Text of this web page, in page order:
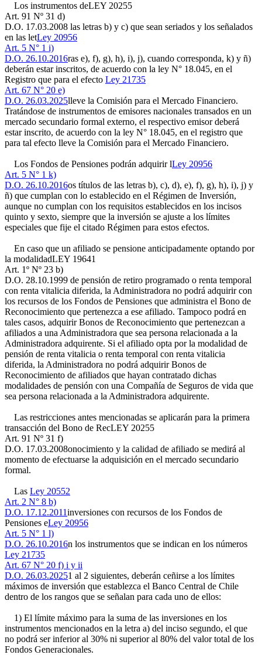
Los instrumentos deLEY 20255
Art. 91 Nº 31 d)
D.O. 17.03.2008 las letras b) y c) que sean seriados y los señalados
en las letLey 20956
Art. 5 N° 1 i)
D.O. 26.10.2016ras e), f), g), h), i), j), cuando corresponda, k) y ñ)
deberán estar inscritos, de acuerdo con la ley N° 18.045, en el
Registro que para el efecto Ley 21735
Art. 67 N° 20 e)
D.O. 26.03.2025lleve la Comisión para el Mercado Financiero.
Tratándose de instrumentos de emisores nacionales transados en un
mercado secundario formal externo, el respectivo emisor deberá
estar inscrito, de acuerdo con la ley N° 18.045, en el registro que
para tal efecto lleve la Comisión para el Mercado Financiero.
Los Fondos de Pensiones podrán adquirir lLey 20956
Art. 5 N° 1 k)
D.O. 26.10.2016os títulos de las letras b), c), d), e), f), g), h), i), j) y
ñ) que cumplan con lo establecido en el Régimen de Inversión,
aunque no cumplan con los requisitos establecidos en los incisos
quinto y sexto, siempre que la inversión se ajuste a los límites
especiales que fije el citado Régimen para estos efectos.
En caso que un afiliado se pensione anticipadamente optando por
la modalidadLEY 19641
Art. 1º Nº 23 b)
D.O. 28.10.1999 de pensión de retiro programado o renta temporal
con renta vitalicia diferida, la Administradora no podrá adquirir con
los recursos de los Fondos de Pensiones que administra el Bono de
Reconocimiento que pertenezca a ese afiliado. Tampoco podrá en
tales casos, adquirir Bonos de Reconocimiento que pertenezcan a
afiliados a una Administradora que sea persona relacionada a la
Administradora adquirente. Si el afiliado opta por la modalidad de
pensión de renta vitalicia o renta temporal con renta vitalicia
diferida, la Administradora no podrá adquirir Bonos de
Reconocimiento de afiliados que hayan contratado dichas
modalidades de pensión con una Compañía de Seguros de vida que
sea persona relacionada a la Administradora adquirente.
Las restricciones antes mencionadas se aplicarán para la primera
transacción del Bono de RecLEY 20255
Art. 91 Nº 31 f)
D.O. 17.03.2008onocimiento y la calidad de afiliado se medirá al
momento de efectuarse la adquisición en el mercado secundario
formal.
Las Ley 20552
Art. 2 N° 8 b)
D.O. 17.12.2011inversiones con recursos de los Fondos de
Pensiones eLey 20956
Art. 5 N° 1 l)
D.O. 26.10.2016n los instrumentos que se indican en los números
Ley 21735
Art. 67 N° 20 f) i y ii
D.O. 26.03.20251 al 2 siguientes, deberán ceñirse a los límites
máximos de inversión que establezca el Banco Central de Chile
dentro de los rangos que se señalan para cada uno de ellos:
1) El límite máximo para la suma de las inversiones en los
instrumentos mencionados en la letra a) del inciso segundo, el que
no podrá ser inferior al 30% ni superior al 80% del valor total de los
Fondos Generacionales.